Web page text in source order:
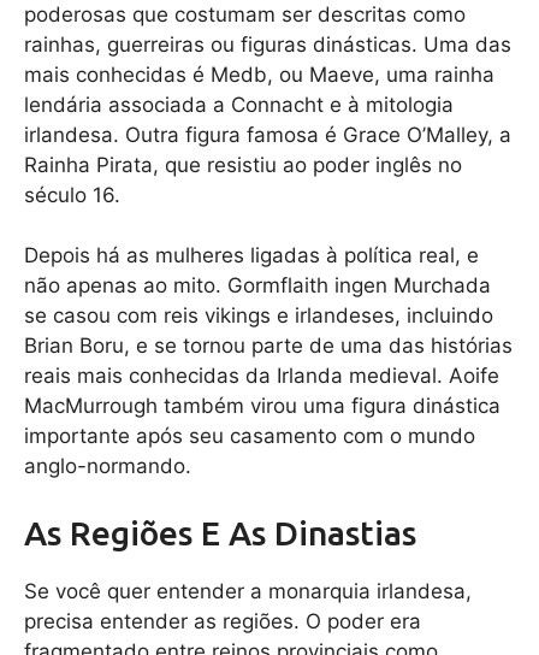
poderosas que costumam ser descritas como
rainhas, guerreiras ou figuras dinásticas. Uma das
mais conhecidas é Medb, ou Maeve, uma rainha
lendária associada a Connacht e à mitologia
irlandesa. Outra figura famosa é Grace O’Malley, a
Rainha Pirata, que resistiu ao poder inglês no
século 16.
Depois há as mulheres ligadas à política real, e
não apenas ao mito. Gormflaith ingen Murchada
se casou com reis vikings e irlandeses, incluindo
Brian Boru, e se tornou parte de uma das histórias
reais mais conhecidas da Irlanda medieval. Aoife
MacMurrough também virou uma figura dinástica
importante após seu casamento com o mundo
anglo-normando.
As Regiões E As Dinastias
Se você quer entender a monarquia irlandesa,
precisa entender as regiões. O poder era